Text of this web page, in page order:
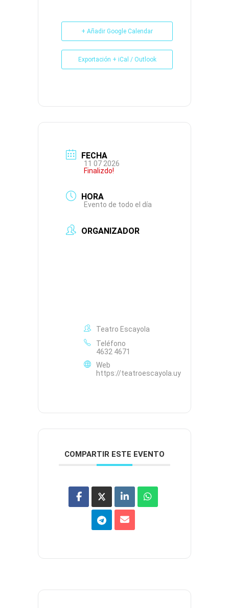
+ Añadir Google Calendar
Exportación + iCal / Outlook
FECHA
11 07 2026
Finalizdo!
HORA
Evento de todo el día
ORGANIZADOR
Teatro Escayola
Teléfono
4632 4671
Web
https://teatroescayola.uy
COMPARTIR ESTE EVENTO